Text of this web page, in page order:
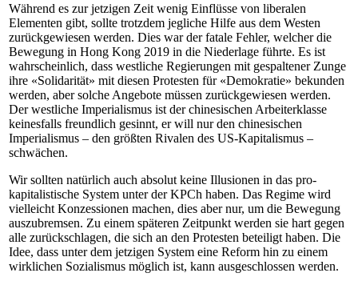
Während es zur jetzigen Zeit wenig Einflüsse von liberalen
Elementen gibt, sollte trotzdem jegliche Hilfe aus dem Westen
zurückgewiesen werden. Dies war der fatale Fehler, welcher die
Bewegung in Hong Kong 2019 in die Niederlage führte. Es ist
wahrscheinlich, dass westliche Regierungen mit gespaltener Zunge
ihre «Solidarität» mit diesen Protesten für «Demokratie» bekunden
werden, aber solche Angebote müssen zurückgewiesen werden.
Der westliche Imperialismus ist der chinesischen Arbeiterklasse
keinesfalls freundlich gesinnt, er will nur den chinesischen
Imperialismus – den größten Rivalen des US-Kapitalismus –
schwächen.
Wir sollten natürlich auch absolut keine Illusionen in das pro-
kapitalistische System unter der KPCh haben. Das Regime wird
vielleicht Konzessionen machen, dies aber nur, um die Bewegung
auszubremsen. Zu einem späteren Zeitpunkt werden sie hart gegen
alle zurückschlagen, die sich an den Protesten beteiligt haben. Die
Idee, dass unter dem jetzigen System eine Reform hin zu einem
wirklichen Sozialismus möglich ist, kann ausgeschlossen werden.